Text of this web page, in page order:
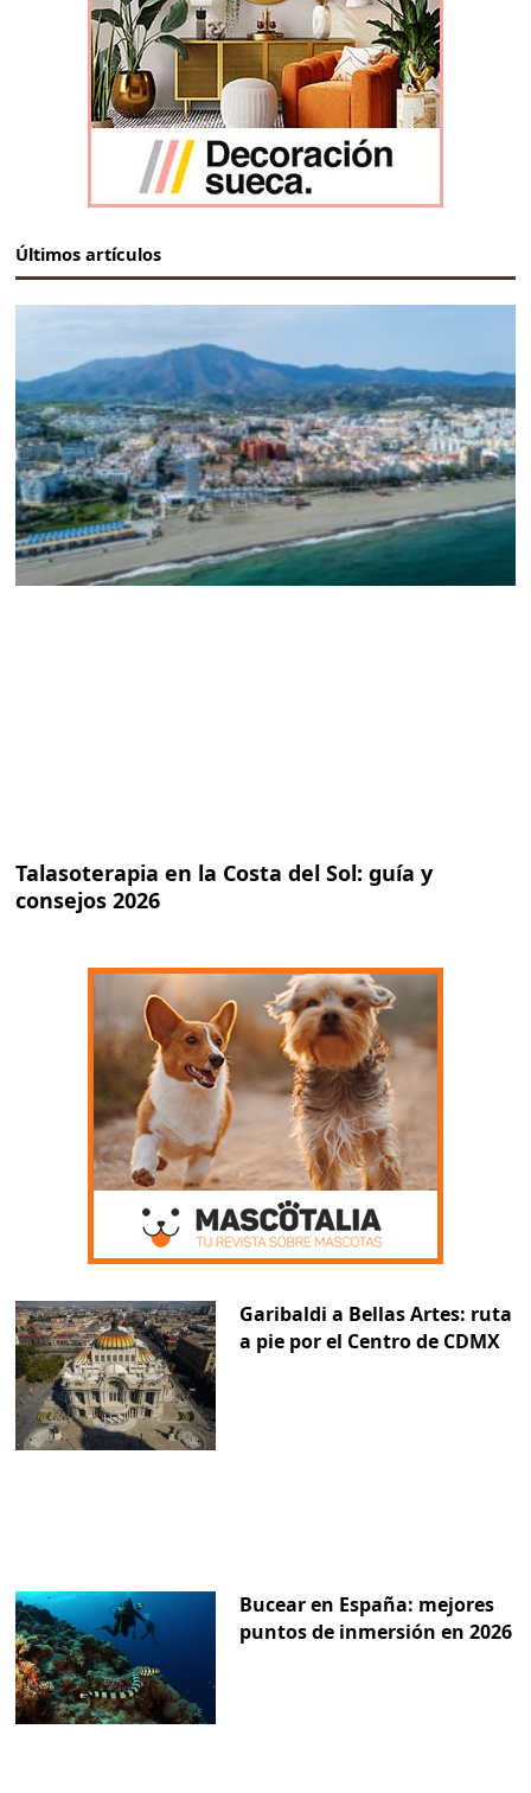
Últimos artículos
Talasoterapia en la Costa del Sol: guía y
consejos 2026
Garibaldi a Bellas Artes: ruta
a pie por el Centro de CDMX
Bucear en España: mejores
puntos de inmersión en 2026